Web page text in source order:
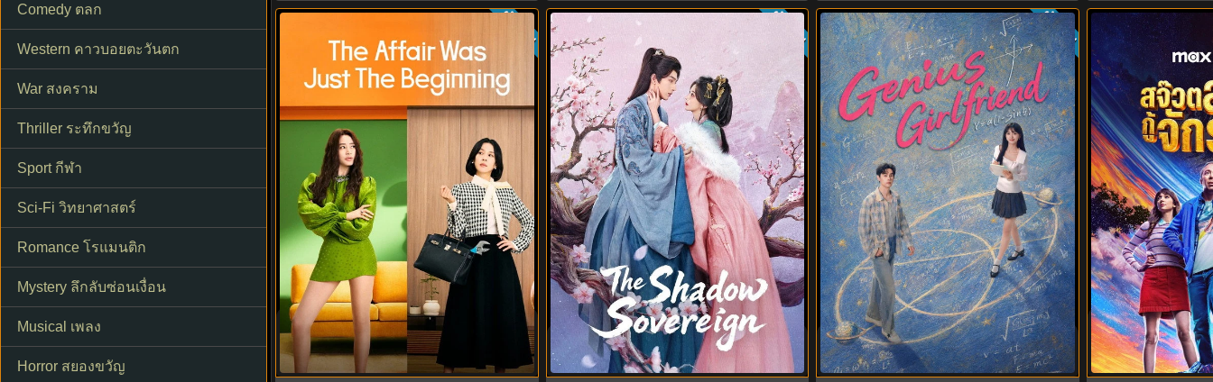
Comedy ตลก
Western คาวบอยตะวันตก
War สงคราม
Thriller ระทึกขวัญ
Sport กีฬา
Sci-Fi วิทยาศาสตร์
Romance โรแมนติก
Mystery ลึกลับซ่อนเงื่อน
Musical เพลง
Horror สยองขวัญ
The Affair Was Just The Beginning
ชู้รักอำพรางเลือด (2026) พากย์ไทย ซับ
ไทย EP.1-8
ซับไทย
Princess Zhaoyang องค์หญิงเจาหยาง
(2026) พากย์ไทย ซับไทย EP.1-18
ซับไทย
Genius Girlfriend แฟนสาวอัจฉริยะ
(2026) พากย์ไทย ซับไทย EP.1-28
9.0 ซับไทย
Stuart Fails to
ล่มแผนกู้จักรวาล
ไทย
9.3